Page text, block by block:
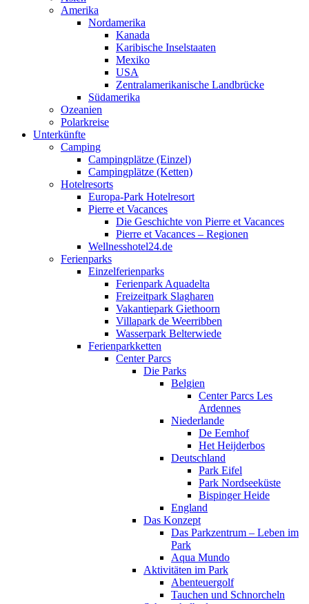
Amerika
Nordamerika
Kanada
Karibische Inselstaaten
Mexiko
USA
Zentralamerikanische Landbrücke
Südamerika
Ozeanien
Polarkreise
Unterkünfte
Camping
Campingplätze (Einzel)
Campingplätze (Ketten)
Hotelresorts
Europa-Park Hotelresort
Pierre et Vacances
Die Geschichte von Pierre et Vacances
Pierre et Vacances – Regionen
Wellnesshotel24.de
Ferienparks
Einzelferienparks
Ferienpark Aquadelta
Freizeitpark Slagharen
Vakantiepark Giethoorn
Villapark de Weerribben
Wasserpark Belterwiede
Ferienparkketten
Center Parcs
Die Parks
Belgien
Center Parcs Les
Ardennes
Niederlande
De Eemhof
Het Heijderbos
Deutschland
Park Eifel
Park Nordseeküste
Bispinger Heide
England
Das Konzept
Das Parkzentrum – Leben im
Park
Aqua Mundo
Aktivitäten im Park
Abenteuergolf
Tauchen und Schnorcheln